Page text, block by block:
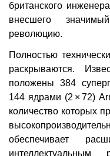
британского
внесшего
революцию.
Полностью
раскрываются.
положены 384
144 ядрами (2 × 72)
количество которых
обеспечивает